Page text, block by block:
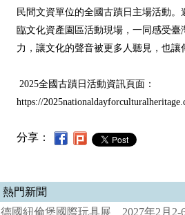
民間文資單位的全國古蹟日主場活動。
臨文化資產園區活動現場，一同感受
力，讓文化的聲音被更多人聽見，也
2025全國古蹟日活動資訊頁面：
https://
分享：
熱門新聞
德國紐倫堡國際玩具展 2027年2月2-